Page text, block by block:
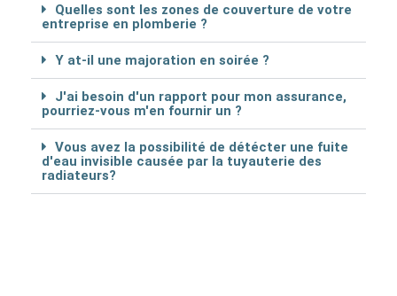
Quelles sont les zones de couverture de votre
entreprise en plomberie ?
Y at-il une majoration en soirée ?
J'ai besoin d'un rapport pour mon assurance,
pourriez-vous m'en fournir un ?
Vous avez la possibilité de détécter une fuite
d'eau invisible causée par la tuyauterie des
radiateurs?